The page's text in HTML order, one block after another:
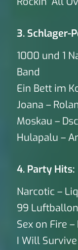
3. Schlager-
1000 und 1
Band
Ein Bett im
Joana –
Moskau –
Hulapalu –
4. Party Hits:
Narcotic –
99
Sex on Fire
I Will